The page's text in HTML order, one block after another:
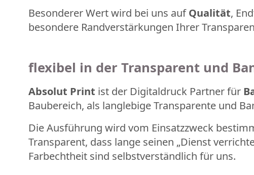
Besonderer Wert wird bei uns aufQualität,
besondere Randverstärkungen Ihrer
flexibel in der Transparent und
Absolut Print ist der Digitaldruck Partner für
Baubereich, als langlebige Transparente und
Die Ausführung wird vom Einsatzzweck
Transparent, dass lange seinen „Dienst
Farbechtheit sind selbstverständlich für uns.